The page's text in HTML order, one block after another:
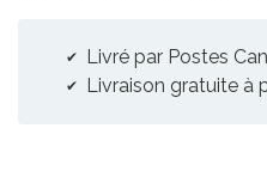
Livré par Postes
Livraison gratuite à